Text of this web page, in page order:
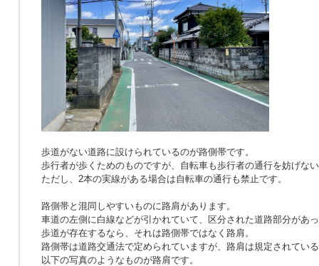
歩道がない道路に設けられているのが路側帯です。
歩行者が歩くためのものですが、自転車も歩行者の通行を妨げな
ただし、2本の実線がある場合は自転車の通行も禁止です。
路側帯と混同しやすいものに路肩があります。
車道の左側に白線などが引かれていて、区分された道路部分があ
歩道が存在するなら、それは路側帯ではなく路肩。
路側帯は道路交通法で定められていますが、路肩は規定されてい
以下の写真のようなものが路肩です。